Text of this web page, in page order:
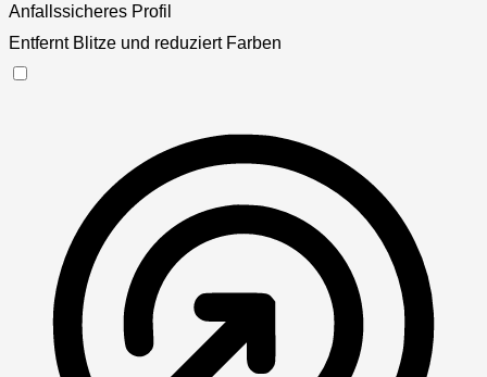
Anfallssicheres Profil
Entfernt Blitze und reduziert Farben